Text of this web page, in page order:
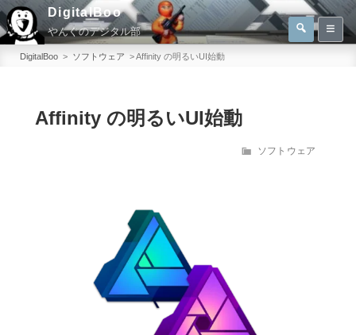
コ
ン
DigitalBoo
やんぐのデジタル部
検
検
索
DigitalBoo > ソフトウェア >Affinity の明るいUI始動
Affinity の明るいUI始動
カ
ソフトウェア